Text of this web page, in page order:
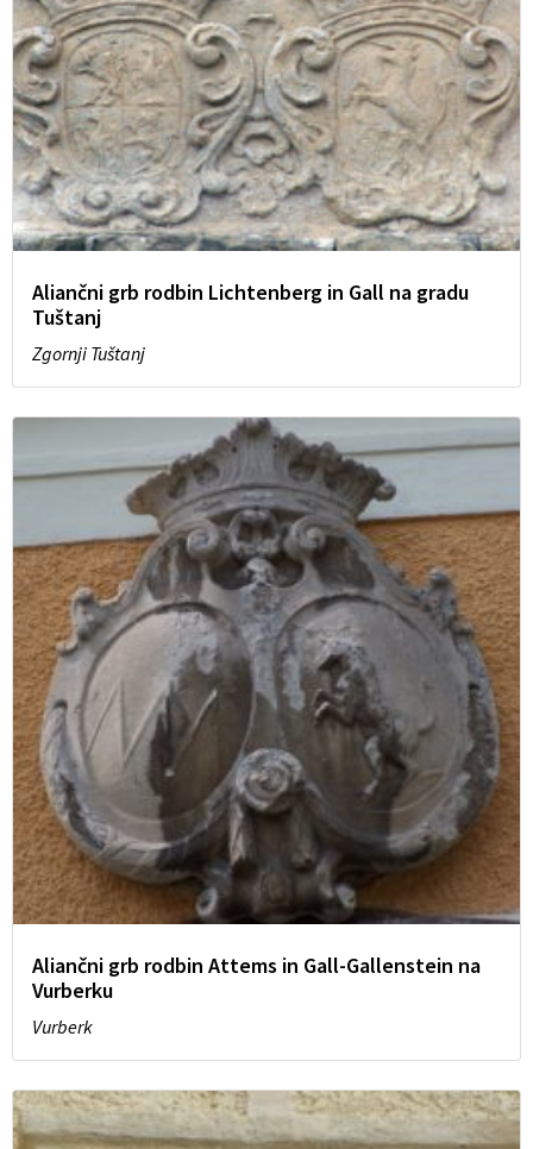
Aliančni grb rodbin Lichtenberg in Gall na gradu
Tuštanj
Zgornji Tuštanj
Aliančni grb rodbin Attems in Gall-Gallenstein na
Vurberku
Vurberk